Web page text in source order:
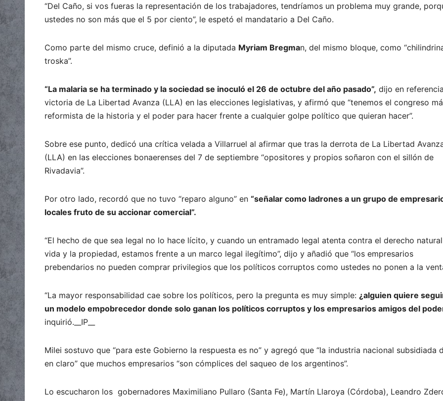
“Del Caño, si vos fueras la representación de los trabajadores, tendríamos un problema muy grande,
ustedes no son más que el 5 por ciento”, le espetó el mandatario a Del Caño.
Como parte del mismo cruce, definió a la diputada Myriam Bregman, del mismo bloque, como
troska”.
“La malaria se ha terminado y la sociedad se inoculó el 26 de octubre del año pasado”, dijo en
victoria de La Libertad Avanza (LLA) en las elecciones legislativas, y afirmó que “tenemos el congreso
reformista de la historia y el poder para hacer frente a cualquier golpe político que quieran hacer”.
Sobre ese punto, dedicó una crítica velada a Villarruel al afirmar que tras la derrota de La Libertad
(LLA) en las elecciones bonaerenses del 7 de septiembre “opositores y propios soñaron con el sillón de
Rivadavia”.
Por otro lado, recordó que no tuvo “reparo alguno” en “señalar como ladrones a un grupo de
locales fruto de su accionar comercial”.
“El hecho de que sea legal no lo hace lícito, y cuando un entramado legal atenta contra el derecho
vida y la propiedad, estamos frente a un marco legal ilegítimo”, dijo y añadió que “los empresarios
prebendarios no pueden comprar privilegios que los políticos corruptos como ustedes no ponen a la
“La mayor responsabilidad cae sobre los políticos, pero la pregunta es muy simple: ¿alguien quiere
un modelo empobrecedor donde solo ganan los políticos corruptos y los empresarios amigos del
inquirió.__IP__
Milei sostuvo que “para este Gobierno la respuesta es no” y agregó que “la industria nacional subsidiada
en claro” que muchos empresarios “son cómplices del saqueo de los argentinos”.
Lo escucharon los gobernadores Maximiliano Pullaro (Santa Fe), Martín Llaroya (Córdoba), Leandro